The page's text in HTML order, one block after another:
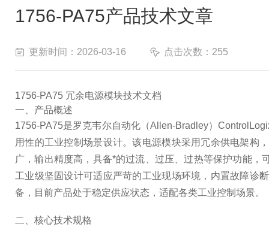
1756-PA75产品技术文章
更新时间：2026-03-16 点击次数：255
1756-PA75 冗余电源模块技术文档
一、产品概述
1756-PA75是罗克韦尔自动化（Allen-Bradley）
用性的工业控制场景设计。该电源模块采用冗余供电架构
广，输出精度高，具备*的过流、过压、过热等保护功能
工业级坚固设计可适应严苛的工业现场环境，内置故障诊
备，目前产品处于稳定供应状态，适配各类工业控制场景。
二、核心技术规格